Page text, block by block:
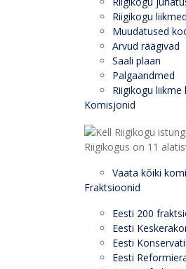
Riigikogu liikmed
Muudatused
Arvud räägivad
Saali plaan
Palgaandmed
Riigikogu liikme
Komisjonid
Riigikogus on 11
Vaata kõiki
Fraktsioonid
Eesti 200
Eesti
Eesti
Eesti